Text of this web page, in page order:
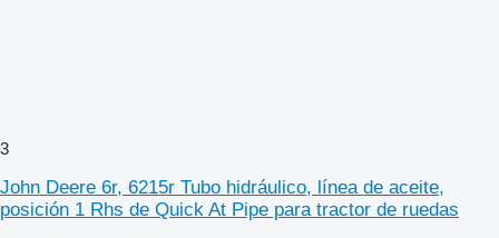
3
John Deere 6r, 6215r Tubo hidráulico, línea de aceite,
posición 1 Rhs de Quick At Pipe para tractor de ruedas